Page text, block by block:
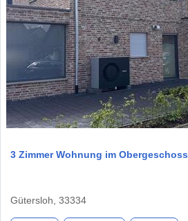
3 Zimmer Wohnung im Obergeschoss
Gütersloh, 33334